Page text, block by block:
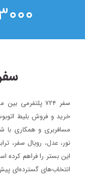
سفر ۷۲۴
سفر ۷۲۴
خرید و فروش بلیط
مسافربری و همکاری با
نور، عدل، رویال سفر،
این بستر را فراهم
انتخاب‌های گسترده‌ای